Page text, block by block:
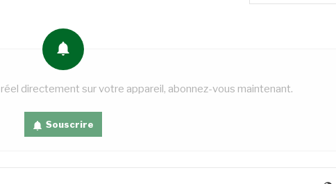
directement sur votre appareil, abonnez-vous maintenant.
Souscrire